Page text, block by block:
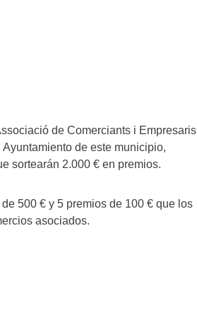
de Comerciants i Empresaris
de este municipio,
sortearán 2.000 € en premios.
500 € y 5 premios de 100 € que los
asociados.